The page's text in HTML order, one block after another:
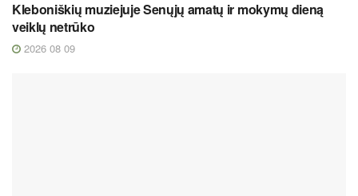
Kleboniškių muziejuje Senųjų amatų ir mokymų dieną
veiklų netrūko
2026 08 09